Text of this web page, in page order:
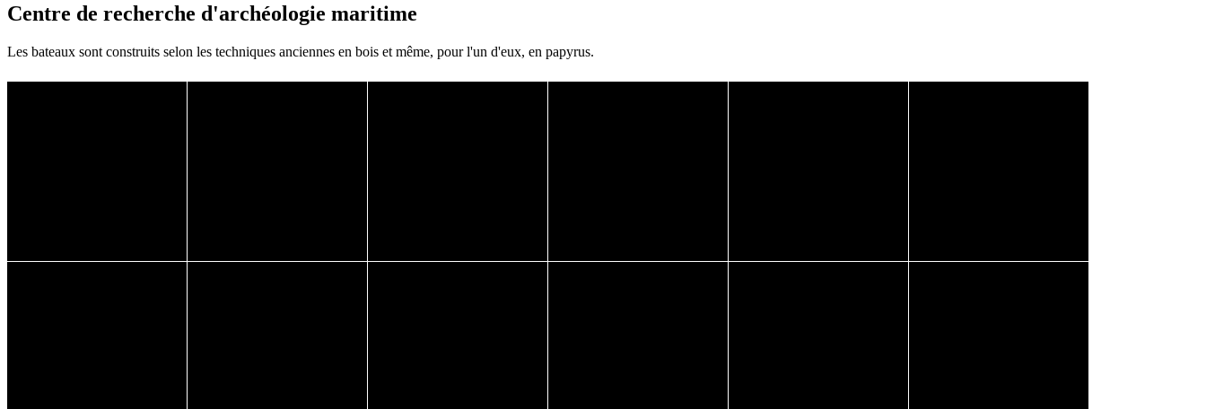
Centre de recherche d'archéologie maritime
Les bateaux sont construits selon les techniques anciennes en bois et même, pour l'un d'eux, en papyrus.